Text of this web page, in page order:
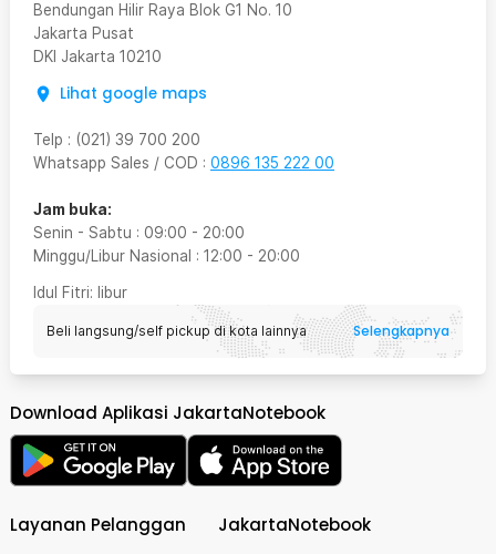
Bendungan Hilir Raya Blok G1 No. 10
Jakarta Pusat
DKI Jakarta 10210
Lihat google maps
Telp : (021) 39 700 200
Whatsapp Sales / COD : 0896 135 222 00
Jam buka:
Senin - Sabtu : 09:00 - 20:00
Minggu/Libur Nasional : 12:00 - 20:00
Idul Fitri: libur
Beli langsung/self pickup di kota lainnya Selengkapnya
Download Aplikasi JakartaNotebook
Layanan Pelanggan JakartaNotebook